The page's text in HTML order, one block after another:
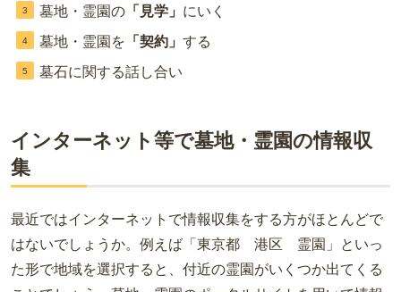
墓地・霊園の 「見学」 にいく
墓地・霊園を 「契約」 する
墓石に関する話し合い
インターネット等で墓地・霊園の情報収
集
最近ではインターネットで情報収集をする方がほとんどで
はないでしょうか。例えば「東京都 港区 霊園」といっ
た形で地域を選択すると、付近の霊園がいくつか出てくる